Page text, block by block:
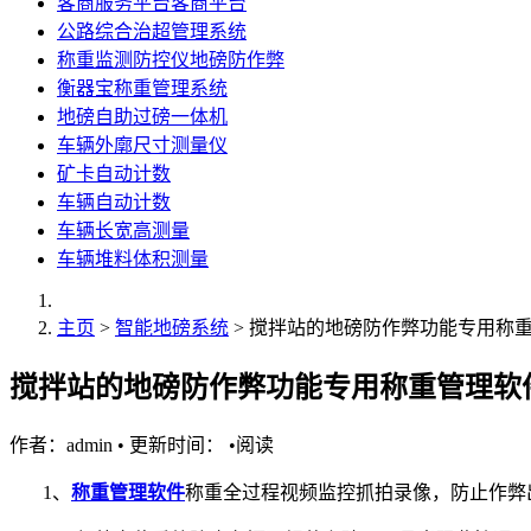
公路综合治超管理系统
称重监测防控仪地磅防作弊
衡器宝称重管理系统
地磅自助过磅一体机
车辆外廓尺寸测量仪
矿卡自动计数
车辆自动计数
车辆长宽高测量
车辆堆料体积测量
主页 > 智能地磅系统 > 搅拌站的地磅防作弊功能专用称
搅拌站的地磅防作弊功能专用称重管理软
作者：admin • 更新时间： •阅读
1、 称重管理软件称重全过程视频监控抓拍录像，防止作弊